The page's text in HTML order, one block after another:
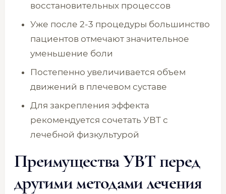
восстановительных процессов
Уже после 2-3 процедуры большинство
пациентов отмечают значительное
уменьшение боли
Постепенно увеличивается объем
движений в плечевом суставе
Для закрепления эффекта
рекомендуется сочетать УВТ с
лечебной физкультурой
Преимущества УВТ перед
другими методами лечения